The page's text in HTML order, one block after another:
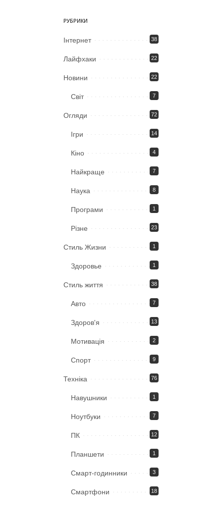
РУБРИКИ
Iнтернет 38
Лайфхаки 22
Новини 22
Світ 7
Огляди 72
Ігри 14
Кіно 4
Найкраще 7
Наука 8
Програми 1
Різне 23
Стиль Жизни 1
Здоровье 1
Стиль життя 38
Авто 7
Здоров'я 13
Мотивація 2
Спорт 9
Техніка 76
Навушники 1
Ноутбуки 7
ПК 12
Планшети 1
Смарт-годинники 3
Смартфони 18